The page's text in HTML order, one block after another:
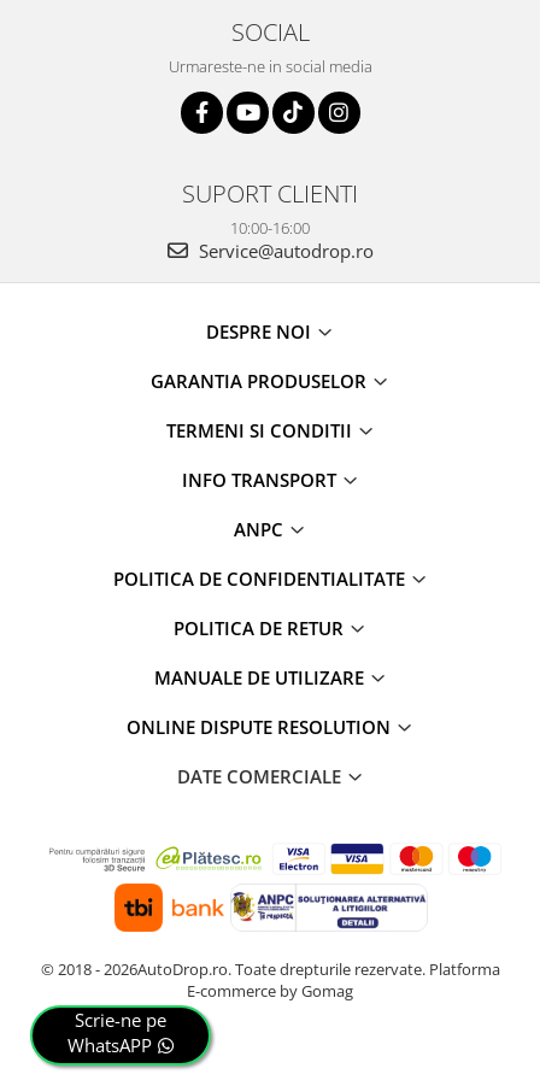
SOCIAL
Urmareste-ne in social media
SUPORT CLIENTI
10:00-16:00
Service@autodrop.ro
DESPRE NOI
GARANTIA PRODUSELOR
TERMENI SI CONDITII
INFO TRANSPORT
ANPC
POLITICA DE CONFIDENTIALITATE
POLITICA DE RETUR
MANUALE DE UTILIZARE
ONLINE DISPUTE RESOLUTION
DATE COMERCIALE
© 2018 - 2026AutoDrop.ro. Toate drepturile rezervate. Platforma
E-commerce by Gomag
Scrie-ne pe
WhatsAPP